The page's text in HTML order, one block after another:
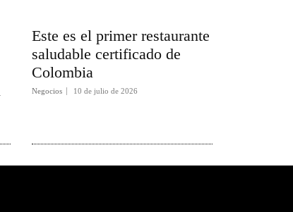
Este es el primer restaurante
saludable certificado de
Colombia
Negocios 10 de julio de 2026